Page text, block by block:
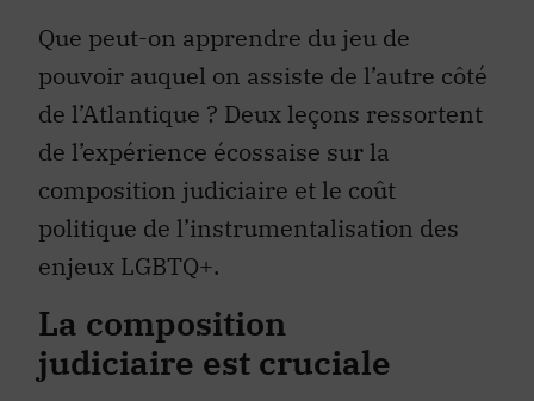
Que peut-on apprendre du jeu de
pouvoir auquel on assiste de l’autre côté
de l’Atlantique ? Deux leçons ressortent
de l’expérience écossaise sur la
composition judiciaire et le coût
politique de l’instrumentalisation des
enjeux LGBTQ+.
La composition
judiciaire est cruciale